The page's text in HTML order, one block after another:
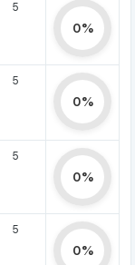
5
0%
5
0%
5
0%
5
0%